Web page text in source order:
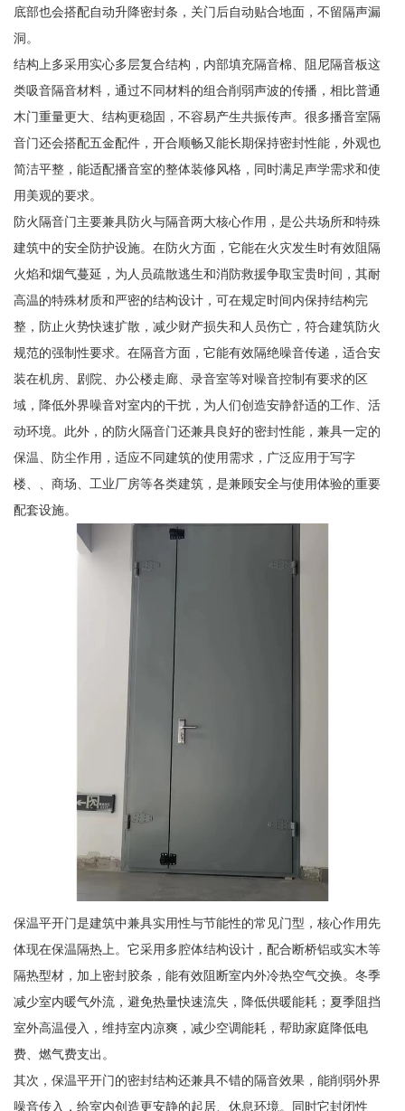
底部也会搭配自动升降密封条，关门后自动贴合地面，不留隔声漏
洞。
结构上多采用实心多层复合结构，内部填充隔音棉、阻尼隔音板这
类吸音隔音材料，通过不同材料的组合削弱声波的传播，相比普通
木门重量更大、结构更稳固，不容易产生共振传声。很多播音室隔
音门还会搭配五金配件，开合顺畅又能长期保持密封性能，外观也
简洁平整，能适配播音室的整体装修风格，同时满足声学需求和使
用美观的要求。
防火隔音门主要兼具防火与隔音两大核心作用，是公共场所和特殊
建筑中的安全防护设施。在防火方面，它能在火灾发生时有效阻隔
火焰和烟气蔓延，为人员疏散逃生和消防救援争取宝贵时间，其耐
高温的特殊材质和严密的结构设计，可在规定时间内保持结构完
整，防止火势快速扩散，减少财产损失和人员伤亡，符合建筑防火
规范的强制性要求。在隔音方面，它能有效隔绝噪音传递，适合安
装在机房、剧院、办公楼走廊、录音室等对噪音控制有要求的区
域，降低外界噪音对室内的干扰，为人们创造安静舒适的工作、活
动环境。此外，的防火隔音门还兼具良好的密封性能，兼具一定的
保温、防尘作用，适应不同建筑的使用需求，广泛应用于写字
楼、、商场、工业厂房等各类建筑，是兼顾安全与使用体验的重要
配套设施。
保温平开门是建筑中兼具实用性与节能性的常见门型，核心作用先
体现在保温隔热上。它采用多腔体结构设计，配合断桥铝或实木等
隔热型材，加上密封胶条，能有效阻断室内外冷热空气交换。冬季
减少室内暖气外流，避免热量快速流失，降低供暖能耗；夏季阻挡
室外高温侵入，维持室内凉爽，减少空调能耗，帮助家庭降低电
费、燃气费支出。
其次，保温平开门的密封结构还兼具不错的隔音效果，能削弱外界
噪音传入，给室内创造更安静的起居、休息环境。同时它封闭性